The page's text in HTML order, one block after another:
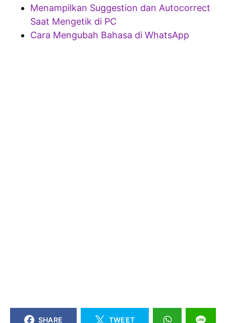
Menampilkan Suggestion dan Autocorrect
Saat Mengetik di PC
Cara Mengubah Bahasa di WhatsApp
SHARE TWEET